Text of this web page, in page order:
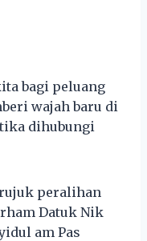
bagi peluang
wajah baru di
dihubungi
peralihan
Datuk Nik
am Pas